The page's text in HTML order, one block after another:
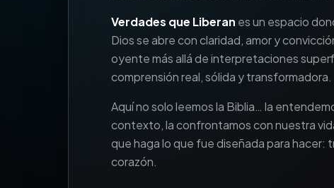
Verdades que Liberan es un espacio
Dios se abre con claridad, amor y
oyente más allá de interpretaciones
comprensión real, sólida y transformadora.
Aquí no solo leemos la Biblia… la
contexto, la confrontamos con nuestra
que haga lo que fue diseñada para hacer:
corazón.